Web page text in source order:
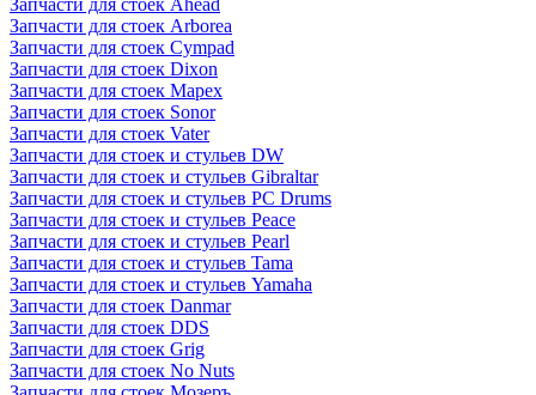
Запчасти для стоек Ahead
Запчасти для стоек Arborea
Запчасти для стоек Cympad
Запчасти для стоек Dixon
Запчасти для стоек Mapex
Запчасти для стоек Sonor
Запчасти для стоек Vater
Запчасти для стоек и стульев DW
Запчасти для стоек и стульев Gibraltar
Запчасти для стоек и стульев PC Drums
Запчасти для стоек и стульев Peace
Запчасти для стоек и стульев Pearl
Запчасти для стоек и стульев Tama
Запчасти для стоек и стульев Yamaha
Запчасти для стоек Danmar
Запчасти для стоек DDS
Запчасти для стоек Grig
Запчасти для стоек No Nuts